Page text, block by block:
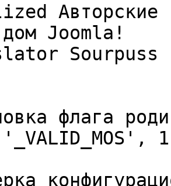
Авторские
Joomla!
Sourpuss
флага